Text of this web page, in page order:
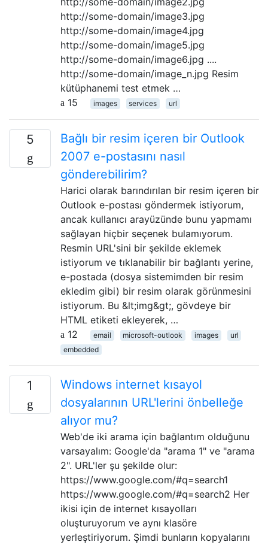
http://some-domain/image3.jpg
http://some-domain/image4.jpg
http://some-domain/image5.jpg
http://some-domain/image6.jpg ....
http://some-domain/image_n.jpg Resim
kütüphanemi test etmek …
15
images services url
5
Bağlı bir resim içeren bir Outlook
2007 e-postasını nasıl
gönderebilirim?
Harici olarak barındırılan bir resim içeren bir
Outlook e-postası göndermek istiyorum,
ancak kullanıcı arayüzünde bunu yapmamı
sağlayan hiçbir seçenek bulamıyorum.
Resmin URL'sini bir şekilde eklemek
istiyorum ve tıklanabilir bir bağlantı yerine,
e-postada (dosya sistemimden bir resim
ekledim gibi) bir resim olarak görünmesini
istiyorum. Bu &lt;img&gt;, gövdeye bir
HTML etiketi ekleyerek, …
12
email microsoft-outlook images
url
embedded
1
Windows internet kısayol
dosyalarının URL'lerini önbelleğe
alıyor mu?
Web'de iki arama için bağlantım olduğunu
varsayalım: Google'da "arama 1" ve "arama
2". URL'ler şu şekilde olur:
https://www.google.com/#q=search1
https://www.google.com/#q=search2 Her
ikisi için de internet kısayolları
oluşturuyorum ve aynı klasöre
yerleştiriyorum. Şimdi bunların kopyalarını